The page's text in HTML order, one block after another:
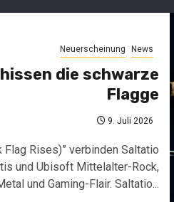
Neuerscheinung News
die schwarze
Flagge
9. Juli 2026
Rises)” verbinden Saltatio
und Ubisoft Mittelalter-Rock,
und Gaming-Flair. Saltatio...